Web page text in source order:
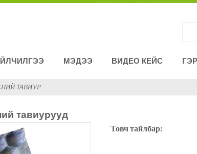
МЭДЭЭ ВИДЕО КЕЙС
ТАВИУР
тавиурууд
Товч тайлбар: